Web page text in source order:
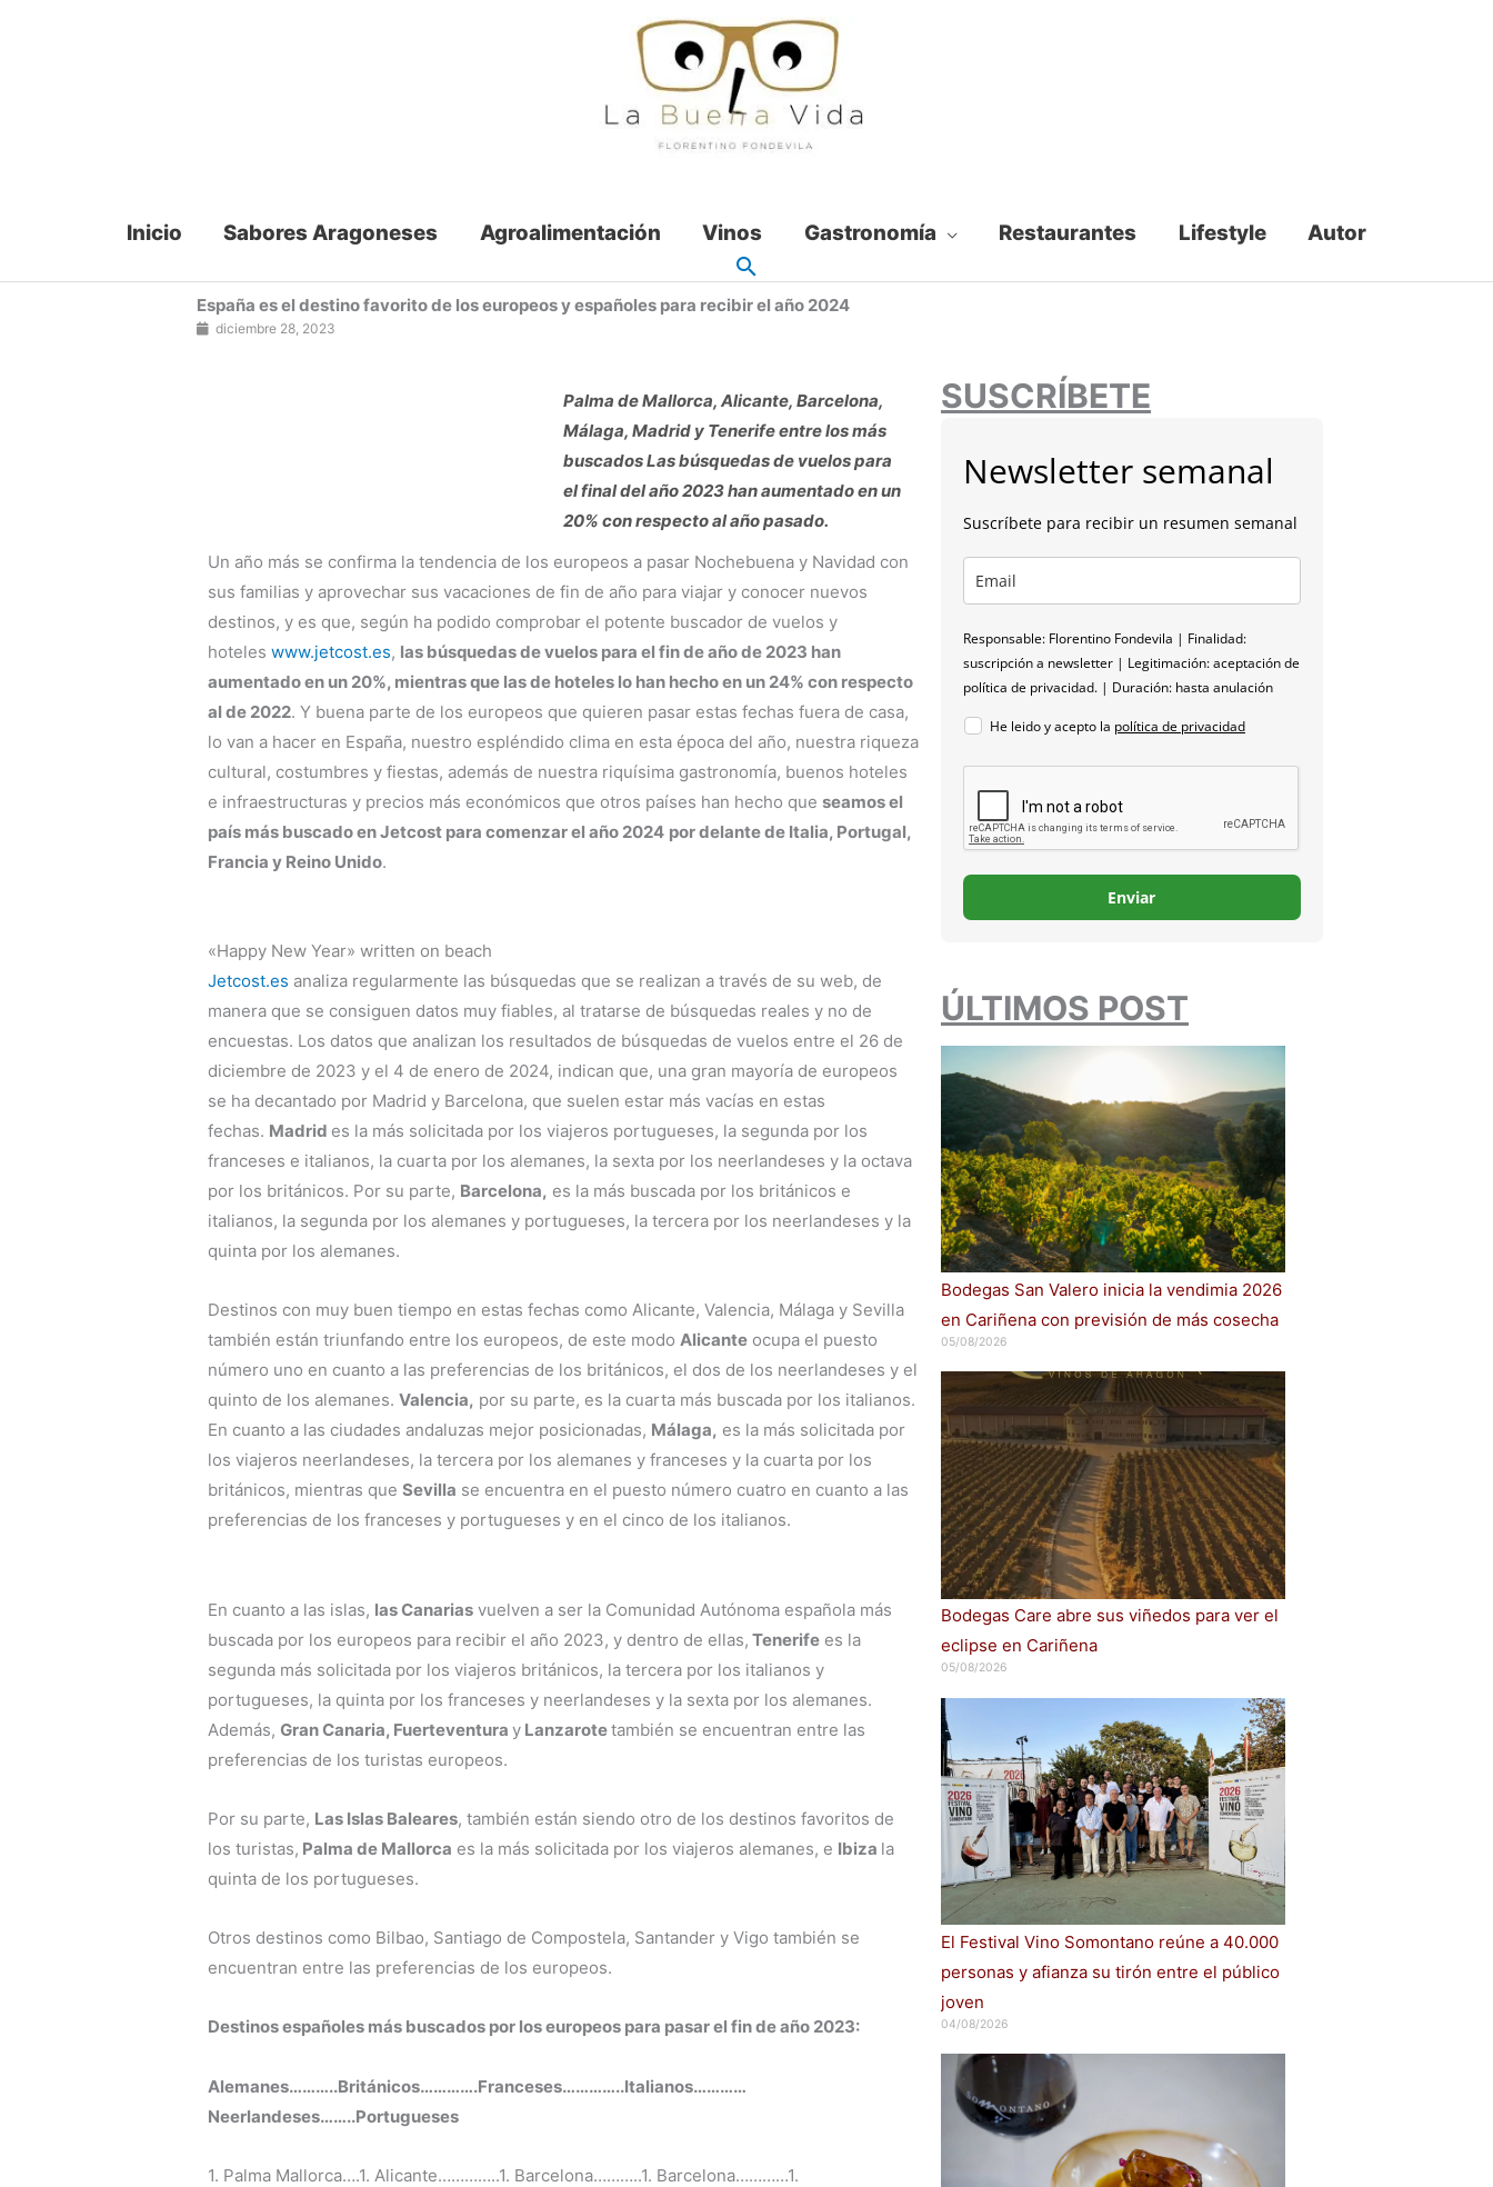
Inicio Sabores Aragoneses Agroalimentación Vinos Gastronomía Restaurantes Lifestyle Autor
España es el destino favorito de los europeos y españoles para recibir el año 2024
diciembre 28, 2023
Palma de Mallorca, Alicante, Barcelona,
Málaga, Madrid y Tenerife entre los más
buscados Las búsquedas de vuelos para
el final del año 2023 han aumentado en un
20% con respecto al año pasado.
Un año más se confirma la tendencia de los europeos a pasar Nochebuena y Navidad con
sus familias y aprovechar sus vacaciones de fin de año para viajar y conocer nuevos
destinos, y es que, según ha podido comprobar el potente buscador de vuelos y
hoteles www.jetcost.es, las búsquedas de vuelos para el fin de año de 2023 han
aumentado en un 20%, mientras que las de hoteles lo han hecho en un 24% con respecto
al de 2022. Y buena parte de los europeos que quieren pasar estas fechas fuera de casa,
lo van a hacer en España, nuestro espléndido clima en esta época del año, nuestra riqueza
cultural, costumbres y fiestas, además de nuestra riquísima gastronomía, buenos hoteles
e infraestructuras y precios más económicos que otros países han hecho que seamos el
país más buscado en Jetcost para comenzar el año 2024 por delante de Italia, Portugal,
Francia y Reino Unido.
«Happy New Year» written on beach
Jetcost.es analiza regularmente las búsquedas que se realizan a través de su web, de
manera que se consiguen datos muy fiables, al tratarse de búsquedas reales y no de
encuestas. Los datos que analizan los resultados de búsquedas de vuelos entre el 26 de
diciembre de 2023 y el 4 de enero de 2024, indican que, una gran mayoría de europeos
se ha decantado por Madrid y Barcelona, que suelen estar más vacías en estas
fechas. Madrid es la más solicitada por los viajeros portugueses, la segunda por los
franceses e italianos, la cuarta por los alemanes, la sexta por los neerlandeses y la octava
por los británicos. Por su parte, Barcelona, es la más buscada por los británicos e
italianos, la segunda por los alemanes y portugueses, la tercera por los neerlandeses y la
quinta por los alemanes.
Destinos con muy buen tiempo en estas fechas como Alicante, Valencia, Málaga y Sevilla
también están triunfando entre los europeos, de este modo Alicante ocupa el puesto
número uno en cuanto a las preferencias de los británicos, el dos de los neerlandeses y el
quinto de los alemanes. Valencia, por su parte, es la cuarta más buscada por los italianos.
En cuanto a las ciudades andaluzas mejor posicionadas, Málaga, es la más solicitada por
los viajeros neerlandeses, la tercera por los alemanes y franceses y la cuarta por los
británicos, mientras que Sevilla se encuentra en el puesto número cuatro en cuanto a las
preferencias de los franceses y portugueses y en el cinco de los italianos.
En cuanto a las islas, las Canarias vuelven a ser la Comunidad Autónoma española más
buscada por los europeos para recibir el año 2023, y dentro de ellas, Tenerife es la
segunda más solicitada por los viajeros británicos, la tercera por los italianos y
portugueses, la quinta por los franceses y neerlandeses y la sexta por los alemanes.
Además, Gran Canaria, Fuerteventura y Lanzarotetambién se encuentran entre las
preferencias de los turistas europeos.
Por su parte, Las Islas Baleares, también están siendo otro de los destinos favoritos de
los turistas, Palma de Mallorca es la más solicitada por los viajeros alemanes, e Ibiza la
quinta de los portugueses.
Otros destinos como Bilbao, Santiago de Compostela, Santander y Vigo también se
encuentran entre las preferencias de los europeos.
Destinos españoles más buscados por los europeos para pasar el fin de año 2023:
Alemanes………..Británicos………….Franceses…………..Italianos…………
Neerlandeses……..Portugueses
1. Palma Mallorca….1. Alicante…………..1. Barcelona………..1. Barcelona…………1.
SUSCRÍBETE
Newsletter semanal
Suscríbete para recibir un resumen semanal
Responsable: Florentino Fondevila | Finalidad:
suscripción a newsletter | Legitimación: aceptación de
política de privacidad. | Duración: hasta anulación
He leido y acepto la política de privacidad
Enviar
ÚLTIMOS POST
Bodegas San Valero inicia la vendimia 2026
en Cariñena con previsión de más cosecha
05/08/2026
Bodegas Care abre sus viñedos para ver el
eclipse en Cariñena
05/08/2026
El Festival Vino Somontano reúne a 40.000
personas y afianza su tirón entre el público
joven
04/08/2026